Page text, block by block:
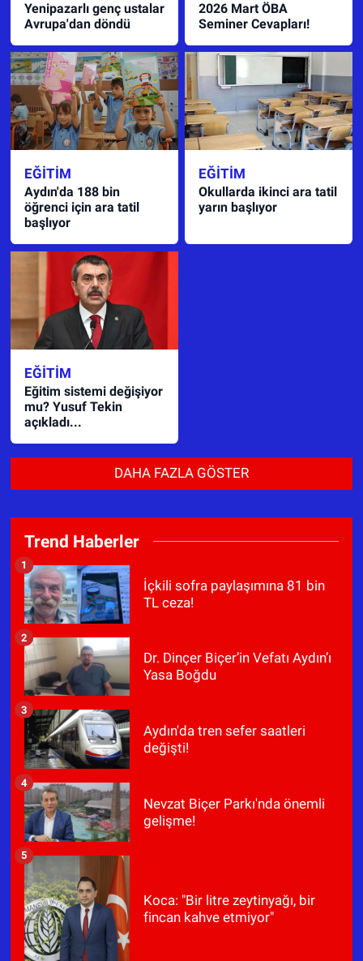
Yenipazarlı genç ustalar
Avrupa'dan döndü
2026 Mart ÖBA
Seminer Cevapları!
EĞITIM
Aydın'da 188 bin
öğrenci için ara tatil
başlıyor
EĞITIM
Okullarda ikinci ara tatil
yarın başlıyor
EĞITIM
Eğitim sistemi değişiyor
mu? Yusuf Tekin
açıkladı...
DAHA FAZLA GÖSTER
Trend Haberler
İçkili sofra paylaşımına 81 bin
TL ceza!
1
Dr. Dinçer Biçer’in Vefatı Aydın’ı
Yasa Boğdu
2
Aydın'da tren sefer saatleri
değişti!
3
Nevzat Biçer Parkı'nda önemli
gelişme!
4
Koca: "Bir litre zeytinyağı, bir
fincan kahve etmiyor"
5